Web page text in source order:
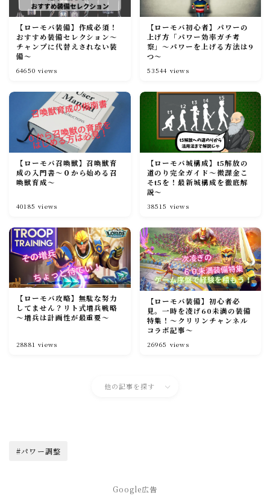
【ローモバ装備】作成必須！
おすすめ装備セレクション～
チャンプに代替えされない装
備～
64650 views
【ローモバ初心者】パワーの
上げ方「パワー効率ガチ考
察」～パワーを上げる方法は9
つ～
53544 views
【ローモバ召喚獣】召喚獣育
成の入門書～０から始める召
喚獣育成～
40185 views
【ローモバ城構成】t5解放の
道のり完全ガイド～微課金こ
そt5を！最新城構成を徹底解
説～
38515 views
【ローモバ攻略】無駄な努力
してません？リト式増兵戦略
～増兵は計画性が最重要～
28881 views
【ローモバ装備】初心者必
見。一時を凌げ60未満の装備
特集！～クリリンチャンネル
コラボ記事～
26965 views
他の記事を探す
#パワー調整
Google広告